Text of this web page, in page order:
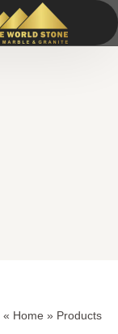
Home » Products
»